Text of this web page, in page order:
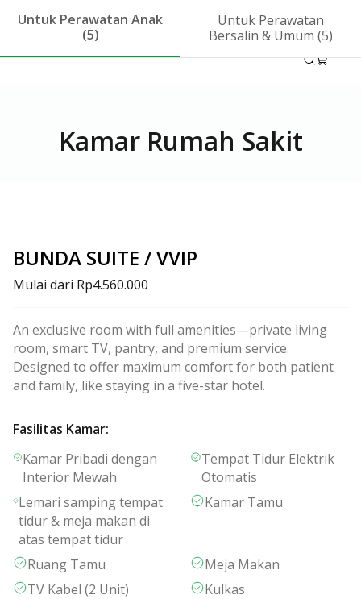
Kontak Call Center 1-500-799 ID
Kamar Rumah Sakit
Untuk Perawatan Anak
(5)
Untuk Perawatan
Bersalin & Umum (5)
BUNDA SUITE / VVIP
Mulai dari Rp4.560.000
An exclusive room with full amenities—private living
room, smart TV, pantry, and premium service.
Designed to offer maximum comfort for both patient
and family, like staying in a five-star hotel.
Fasilitas Kamar:
Kamar Pribadi dengan
Interior Mewah
Tempat Tidur Elektrik
Otomatis
Lemari samping tempat
tidur & meja makan di
atas tempat tidur
Kamar Tamu
Ruang Tamu
Meja Makan
TV Kabel (2 Unit)
Kulkas